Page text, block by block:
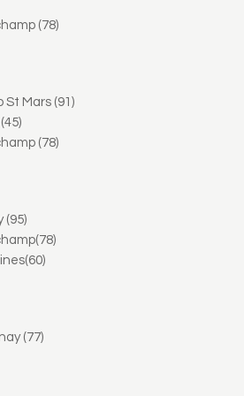
(78)
St Mars (91)
(78)
(95)
(77)